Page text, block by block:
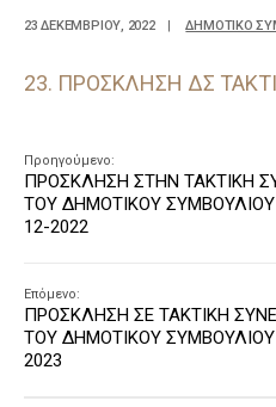
23 ΔΕΚΕΜΒΡΊΟΥ, 2022 | ΔΗΜΟΤΙΚΟ
23. ΠΡΟΣΚΛΗΣΗ ΔΣ
Προηγούμενο:
ΠΡΟΣΚΛΗΣΗ ΣΤΗΝ ΤΑΚΤΙΚΗ
ΤΟΥ ΔΗΜΟΤΙΚΟΥ ΣΥΜΒΟΥΛΙΟΥ
12-2022
Επόμενο:
ΠΡΟΣΚΛΗΣΗ ΣΕ ΤΑΚΤΙΚΗ
ΤΟΥ ΔΗΜΟΤΙΚΟΥ ΣΥΜΒΟΥΛΙΟΥ
2023